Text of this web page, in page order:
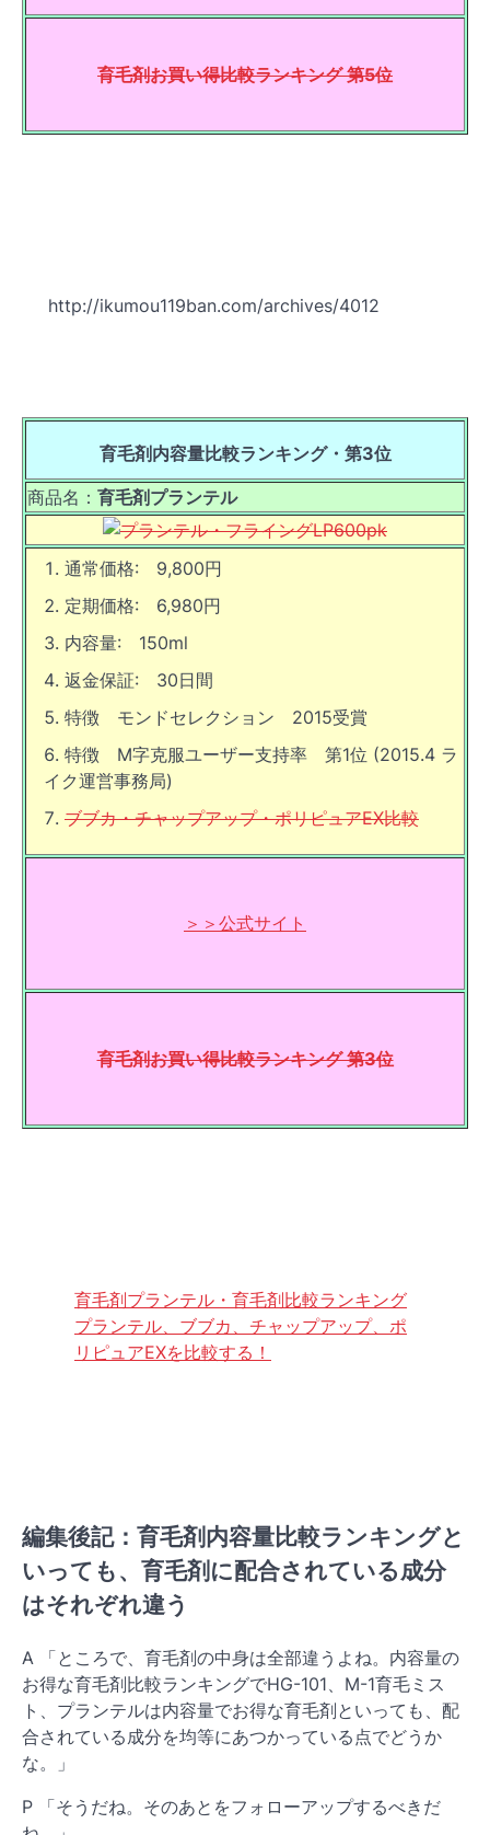
育毛剤お買い得比較ランキング 第5位
http://ikumou119ban.com/archives/4012
育毛剤内容量比較ランキング・ 第3位
商品名： 育毛剤プランテル
通常価格: 9,800円
定期価格: 6,980円
内容量: 150ml
返金保証: 30日間
特徴 モンドセレクション 2015受賞
特徴 M字克服ユーザー支持率 第1位 (2015.4 ラ
イク運営事務局)
ブブカ・チャップアップ・ポリピュアEX比較
＞＞公式サイト
育毛剤お買い得比較ランキング 第3位
育毛剤プランテル・育毛剤比較ランキング
プランテル、ブブカ、チャップアップ、ポ
リピュアEXを比較する！
編集後記：育毛剤内容量比較ランキングと
いっても、育毛剤に配合されている成分
はそれぞれ違う
A 「ところで、育毛剤の中身は全部違うよね。内容量の
お得な育毛剤比較ランキングでHG-101、M-1育毛ミス
ト、プランテルは内容量でお得な育毛剤といっても、配
合されている成分を均等にあつかっている点でどうか
な。」
P 「そうだね。そのあとをフォローアップするべきだ